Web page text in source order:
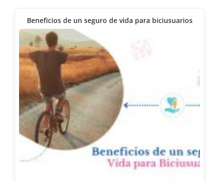
Beneficios de un seguro de vida para biciusuarios